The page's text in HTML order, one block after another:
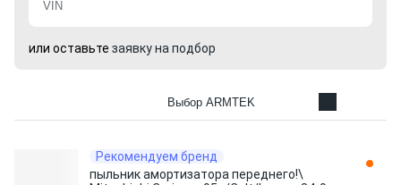
или оставьте заявку на подбор
Выбор ARMTEK
Рекомендуем бренд
пыльник амортизатора переднего!\